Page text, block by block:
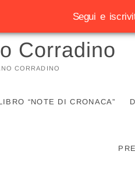
Corradino
CORRADINO
“NOTE DI CRONACA”
Segui e